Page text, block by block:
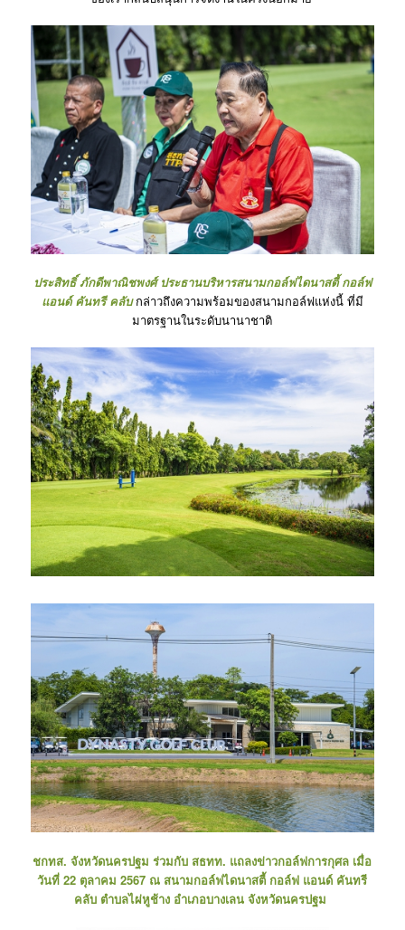
ประสิทธิ์ ภักดีพาณิชพงศ์ ประธานบริหารสนามกอล์ฟไดนาสตี้ กอล์ฟ
แอนด์ คันทรี คลับกล่าวถึงความพร้อมของสนามกอล์ฟแห่งนี้ ที่มี
มาตรฐานในระดับนานาชาติ
ชกทส. จังหวัดนครปฐม ร่วมกับ สธทท. แถลงข่าวกอล์ฟการกุศล เมื่อ
วันที่ 22 ตุลาคม 2567 ณ สนามกอล์ฟไดนาสตี้ กอล์ฟ แอนด์ คันทรี
คลับ ตำบลไผ่หูช้าง อำเภอบางเลน จังหวัดนครปฐม